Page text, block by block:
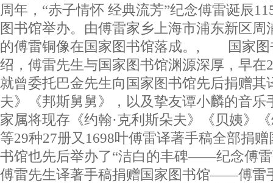
周年，“赤子情怀 经典流芳”纪念傅雷诞辰
图书馆举办。由傅雷家乡上海市浦东新区周
的傅雷铜像在国家图书馆落成。, 国家图
绍，傅雷先生与国家图书馆渊源深厚，早在
就曾委托巴金先生向国家图书馆先后捐赠其
夫》《邦斯舅舅》，以及挚友谭小麟的音乐
家属将现存《约翰·克利斯朵夫》《贝姨》
等29种27册又1698叶傅雷译著手稿全部捐
书馆也先后举办了“洁白的丰碑——纪念傅雷
傅雷先生译著手稿捐赠国家图书馆——傅雷